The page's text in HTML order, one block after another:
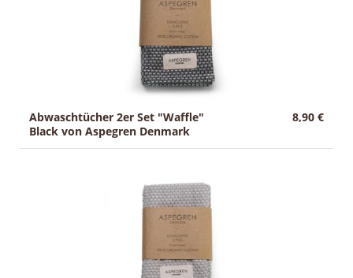
Abwaschtücher 2er Set "Waffle"
Black von Aspegren Denmark
8,90 €